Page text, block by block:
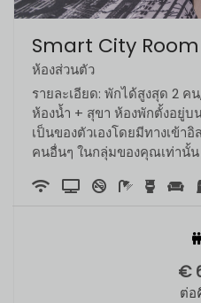
Smart City Room
ห้องส่วนตัว
รายละเอียด: พักได้สูงสุด 2 คน
ห้องน้ำ + สุขา ห้องพักตั้งอยู่
เป็นของตัวเองโดยมีทางเข้า
คนอื่นๆ ในกลุ่มของคุณเท่านั้น
€
ต่อ